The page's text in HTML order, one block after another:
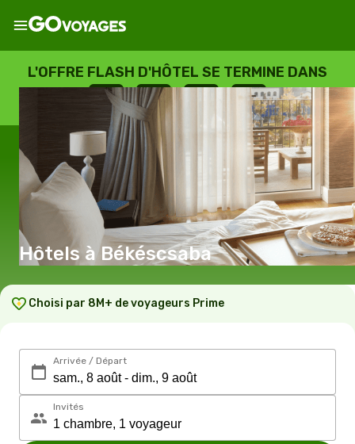
L'OFFRE FLASH D'HÔTEL SE TERMINE DANS
--
JOURS
: --
HEURES
: --
SECONDES
Hôtels à Békéscsaba
Choisi par 8M+ de voyageurs Prime
Arrivée / Départ
Invités